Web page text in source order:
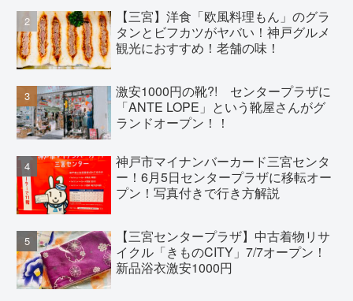
【三宮】洋食「欧風料理もん」のグラ
タンとビフカツがヤバい！神戸グルメ
観光におすすめ！老舗の味！
激安1000円の靴?! センタープラザに
「ANTE LOPE」という靴屋さんがグ
ランドオープン！！
神戸市マイナンバーカード三宮センタ
ー！6月5日センタープラザに移転オー
プン！写真付きで行き方解説
【三宮センタープラザ】中古着物リサ
イクル「きものCITY」7/7オープン！
新品浴衣激安1000円